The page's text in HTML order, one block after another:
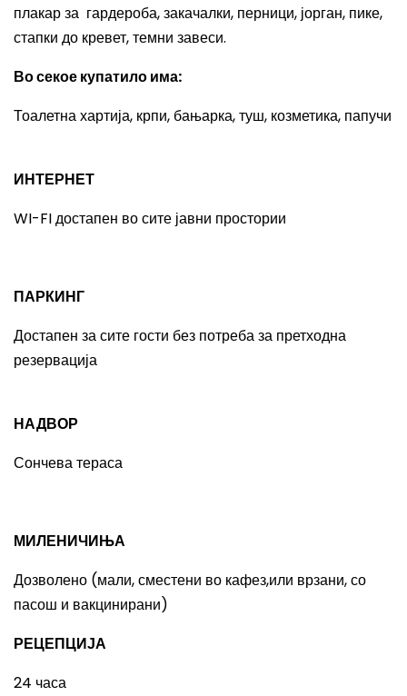
плакар за гардероба, закачалки, перници, јорган, пике,
стапки до кревет, темни завеси.
Во секое купатило има:
Тоалетна хартија, крпи, бањарка, туш, козметика, папучи
ИНТЕРНЕТ
WI-FIдостапен во сите јавни простории
ПАРКИНГ
Достапен за сите гости без потреба за претходна
резервација
НАДВОР
Сончева тераса
МИЛЕНИЧИЊА
Дозволено (мали, сместени во кафез,или врзани, со
пасош и вакцинирани)
РЕЦЕПЦИЈА
24 часа